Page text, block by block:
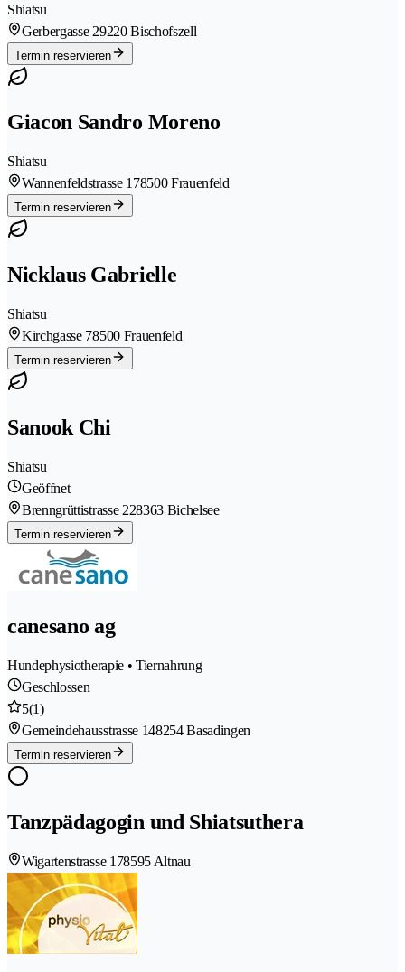
Shiatsu
Gerbergasse 29220 Bischofszell
Termin reservieren
Giacon Sandro Moreno
Shiatsu
Wannenfeldstrasse 178500 Frauenfeld
Termin reservieren
Nicklaus Gabrielle
Shiatsu
Kirchgasse 78500 Frauenfeld
Termin reservieren
Sanook Chi
Shiatsu
Geöffnet
Brenngrüttistrasse 228363 Bichelsee
Termin reservieren
canesano ag
Hundephysiotherapie • Tiernahrung
Geschlossen
5(1)
Gemeindehausstrasse 148254 Basadingen
Termin reservieren
Tanzpädagogin und Shiatsuthera
Wigartenstrasse 178595 Altnau